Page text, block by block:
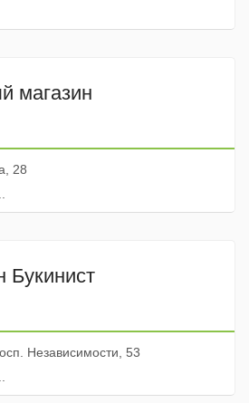
магазин
28
Букинист
Независимости, 53